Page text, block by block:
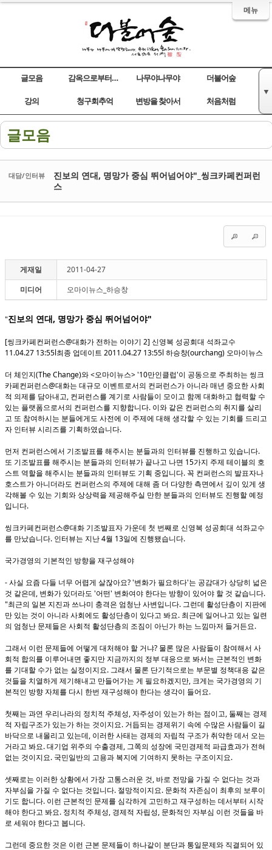
메뉴
글모음 감옥으로부터의 사색 나무야나무야 더불어숲
강의
▼
청구회추억
변방을 찾아서 처음처럼
글모음
대담/인터뷰
진보의 연대, 명망가 중심 뛰어넘어야"_씽크카페컨퍼런
스
게재일
2011-04-27
미디어
오마이뉴스_하승창
"진보의 연대 , 명망가 중심 뛰어넘어야"
[씽크카페컨퍼런스@대화가 전하는 이야기 2] 신영복 성공회대 석좌교수
11.04.27 13:55l최종 업데이트 2011.04.27 13:55l 하승창(ourchang) 오마이뉴스
더 체인지 (The Change)와 <오마이뉴스> '10만인클럽'이 공동으로 주최하는 씽크
카페컨퍼런스@대화는 대규모 이벤트로서의 컨퍼런스가 아니라 매년 중요한 사회
적 의제를 담아내고, 컨퍼런스를 계기로 사람들이 모이고 함께 대화하고 협력할 수
있는 플랫폼으로서의 컨퍼런스를 지향합니다. 이와 같은 컨퍼런스의 취지를 살리
고 또 참여하시는 분들에게도 사전에 이 주제에 대해 생각할 수 있는 기회를 드리고
자 인터뷰 시리즈를 기획하였습니다.
먼저 컨퍼런스에서 기조발표를 해주시는 분들과의 인터뷰를 진행하고 있습니다.
또 기조발표를 해주시는 분들과의 인터뷰가 끝나고 나면 15가지 주제 테이블의 호
스트 역할을 해주시는 분들과의 인터뷰도 기획 중입니다. 꼭 컨퍼런스의 발표자나
호스트가 아니더라도 컨퍼런스의 주제에 대해 좀 더 다양한 측면에서 깊이 있게 생
각해볼 수 있는 기회와 상상력을 제공해주실 만한 분들과의 인터뷰도 진행할 예정
입니다.
씽크카페컨퍼런스@대화 기조발표자 가운데 첫 번째로 신영복 성공회대 석좌교수
를 만났습니다. 인터뷰는 지난 4월 13일에 진행됐습니다.
국가경영의 기본적인 방향을 재구성해야
- 사실 요즘 다들 너무 어렵게 살잖아요? '변화가 필요하다'는 공감대가 상당히 넓은
것 같은데 , 변화가 있더라도 '어떤' 변화여야 한다는 방향이 있어야 할 것 같습니다.
"최근의 일본 지진과 쓰나미 충격은 엄청난 사변입니다. 그런데 활성단층이 지판에
만 있는 것이 아니라 사회에도 활성단층이 있다고 봐요. 최근에 일어나고 있는 일련
의 엄청난 문제들은 사회적 활성단층의 조짐이 아닌가 하는 느낌마저 들거든요.
그래서 이런 문제들에 어떻게 대처해야 할 거냐? 물론 많은 사람들이 참여해서 사
회적 합의를 이루어내면 좋지만 지금까지의 정부 대응으로 봐서는 근본적인 변화
를 기대할 수가 없는 실정이지요. 그래서 물론 단기적으로는 부문별 정책대응 같은
것들을 치열하게 제기해내고 만들어가는 게 필요하겠지만, 크게는 국가경영의 기
본적인 방향 자체를 다시 한번 재구성해야 한다는 생각이 들어요.
첫째는 과연 우리나라의 정치적 주체성, 자주성이 있는가 하는 점이고, 둘째는 경제
적 자립구조가 있는가 하는 것이지요. 거듭되는 경제위기 속에 수많은 사람들이 길
바닥으로 내몰리고 있는데 , 이러한 사태는 경제의 자립적 구조가 취약한 데서 오는
거라고 봐요. 대기업 위주의 수출경제 , 그쪽의 성장에 국민경제적 파급효과가 전혀
없는 것이지요. 국민일반의 고용과 복지에 기여하지 못하는 구조이지요.
셋째로는 이러한 상황에서 가장 고통스러운 것, 바로 전망을 가질 수 없다는 것과
자부심을 가질 수 없다는 것입니다. 절망적이지요. 문화적 자존심이 최후의 보루이
기도 합니다. 이런 근본적인 문제를 심각하게 고민하고 재구성하는 데서부터 시작
해야 한다고 봐요. 정치적 주체성, 경제적 자립성, 문화적인 자부심 이런 것들을 바
로 세워야 한다고 봅니다.
그런데 중요한 것은 이런 근본 문제들이 하나같이 분단과 통일문제와 직결되어 있
Sketchbook5, 스케치북5
Sketchbook5, 스케치북5
Sketchbook5, 스케치북5
Sketchbook5, 스케치북5